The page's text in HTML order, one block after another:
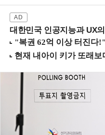
대한민국 인공지능과 UX의 미래,